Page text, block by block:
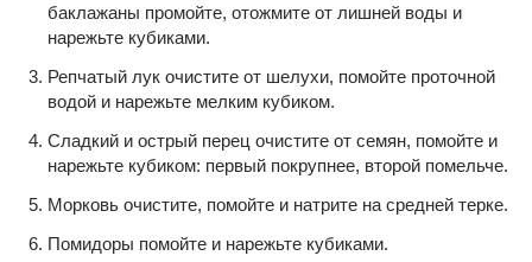
баклажаны промойте, отожмите от лишней воды и
нарежьте кубиками.
Репчатый лук очистите от шелухи, помойте проточной
водой и нарежьте мелким кубиком.
Сладкий и острый перец очистите от семян, помойте и
нарежьте кубиком: первый покрупнее, второй помельче.
Морковь очистите, помойте и натрите на средней терке.
Помидоры помойте и нарежьте кубиками.